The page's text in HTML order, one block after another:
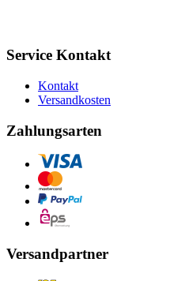
Service Kontakt
Kontakt
Versandkosten
Zahlungsarten
Versandpartner